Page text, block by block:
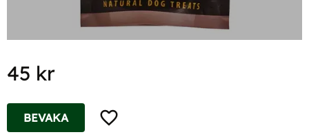
45 kr
Lägg till i favoriter
BEVAKA